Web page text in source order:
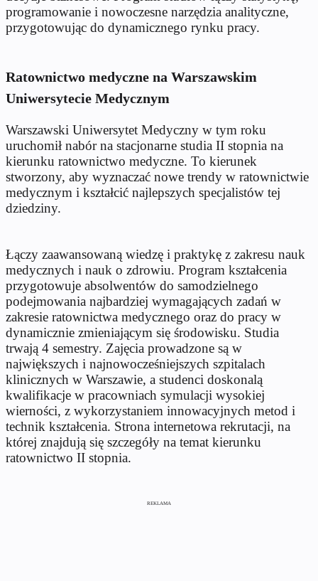
programowanie i nowoczesne narzędzia analityczne,
przygotowując do dynamicznego rynku pracy.
Ratownictwo medyczne na Warszawskim
Uniwersytecie Medycznym
Warszawski Uniwersytet Medyczny w tym roku
uruchomił nabór na stacjonarne studia II stopnia na
kierunku ratownictwo medyczne. To kierunek
stworzony, aby wyznaczać nowe trendy w ratownictwie
medycznym i kształcić najlepszych specjalistów tej
dziedziny.
Łączy zaawansowaną wiedzę i praktykę z zakresu nauk
medycznych i nauk o zdrowiu. Program kształcenia
przygotowuje absolwentów do samodzielnego
podejmowania najbardziej wymagających zadań w
zakresie ratownictwa medycznego oraz do pracy w
dynamicznie zmieniającym się środowisku. Studia
trwają 4 semestry. Zajęcia prowadzone są w
największych i najnowocześniejszych szpitalach
klinicznych w Warszawie, a studenci doskonalą
kwalifikacje w pracowniach symulacji wysokiej
wierności, z wykorzystaniem innowacyjnych metod i
technik kształcenia. Strona internetowa rekrutacji, na
której znajdują się szczegóły na temat kierunku
ratownictwo II stopnia.
REKLAMA